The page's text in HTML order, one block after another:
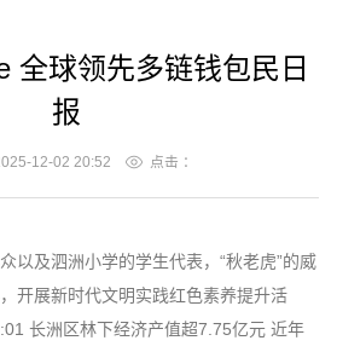
全球领先多链钱包民日
报
12-02 20:52 点击 ：
以及泗洲小学的学生代表，“秋老虎”的威
开展新时代文明实践红色素养提升活
长洲区林下经济产值超7.75亿元 近年